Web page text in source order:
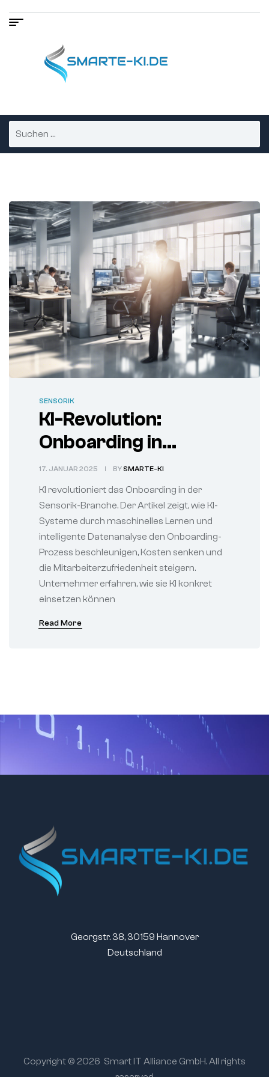
SENSORIK
KI-Revolution:
Onboarding in
Sensorik-Branche
80% schneller
17. JANUAR 2025 BYSMARTE-KI
KI revolutioniert das Onboarding in der
Sensorik-Branche. Der Artikel zeigt, wie KI-
Systeme durch maschinelles Lernen und
intelligente Datenanalyse den Onboarding-
Prozess beschleunigen, Kosten senken und
die Mitarbeiterzufriedenheit steigern.
Unternehmer erfahren, wie sie KI konkret
einsetzen können
Read More
Georgstr. 38, 30159 Hannover
Deutschland
Copyright © 2026 Smart IT Alliance GmbH. All rights